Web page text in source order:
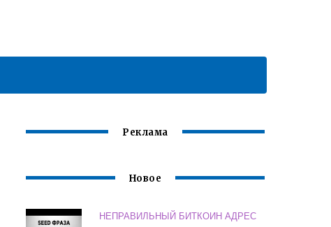
Реклама
Новое
НЕПРАВИЛЬНЫЙ БИТКОИН АДРЕС